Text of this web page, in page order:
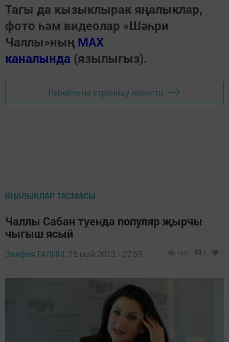
Тагы да кызыклырак яңалыклар,
фото һәм видеолар «Шәһри
Чаллы»ның MAX
каналында (язылыгыз).
Перейти на страницу новости
ЯҢАЛЫКЛАР ТАСМАСЫ
Чаллы Сабан туенда популяр җырчы
чыгыш ясый
Зөлфия ГАЛИМ, 25 май 2023 - 07:59 1341 0 1